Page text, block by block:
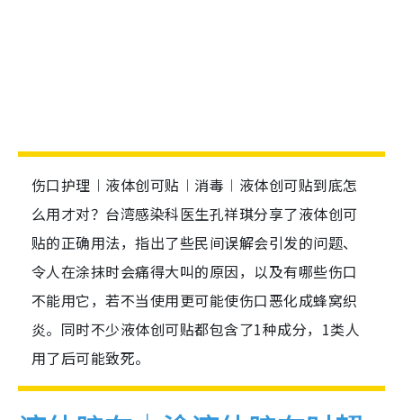
伤口护理︱液体创可贴︱消毒︱液体创可贴到底怎
么用才对？台湾感染科医生孔祥琪分享了液体创可
贴的正确用法，指出了些民间误解会引发的问题、
令人在涂抹时会痛得大叫的原因，以及有哪些伤口
不能用它，若不当使用更可能使伤口恶化成蜂窝织
炎。同时不少液体创可贴都包含了1种成分，1类人
用了后可能致死。